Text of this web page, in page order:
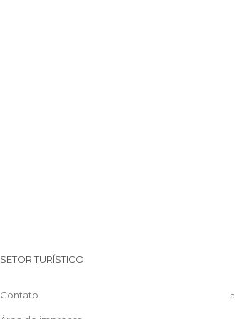
SETOR TURÍSTICO
Contato